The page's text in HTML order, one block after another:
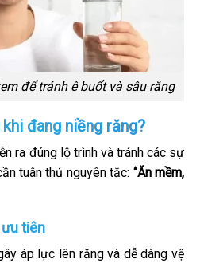
để tránh ê buốt và sâu răng
đang niềng răng?
ra đúng lộ trình và tránh các sự
tuân thủ nguyên tắc: “Ăn mềm,
tiên
áp lực lên răng và dễ dàng vệ